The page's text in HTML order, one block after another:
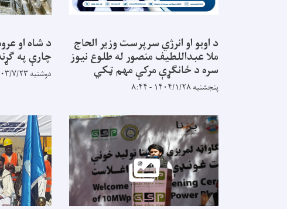
د اوبو او انرژي سرپرست وزیر الحاج
ملا عبداللطیف منصور له طلوع نیوز
سره د ځانګړې مرکې مهم ټکي
پنجشنبه ۱۴۰۴/۱/۲۸ - ۸:۴۴
د شاه او
چارې په
دوشنبه ۱۴۰۳/۷/۲۳ - ۱۳:۵۱